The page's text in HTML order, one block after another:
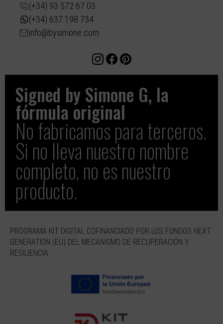
(+34) 93 572 67 03
(+34) 637 198 734
info@bysimone.com
Signed by Simone G, la
fórmula original​
No fabricamos para terceros.
Si no lleva nuestro nombre
completo, no es nuestro
producto.
PROGRAMA KIT DIGITAL COFINANCIADO POR LOS FONDOS NEXT
GENERATION (EU) DEL MECANISMO DE RECUPERACIÓN Y
RESILIENCIA